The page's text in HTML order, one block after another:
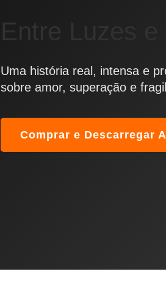
Entre Luzes
Uma história real, intensa e
sobre amor, superação e
Comprar e Descarregar